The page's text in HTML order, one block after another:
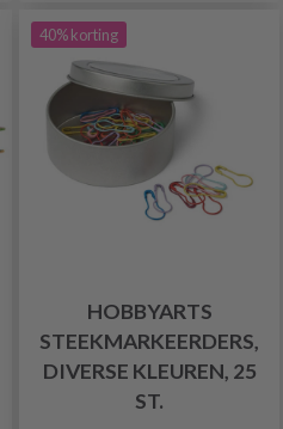
40% korting
HOBBYARTS
STEEKMARKEERDERS,
DIVERSE KLEUREN, 25
ST.